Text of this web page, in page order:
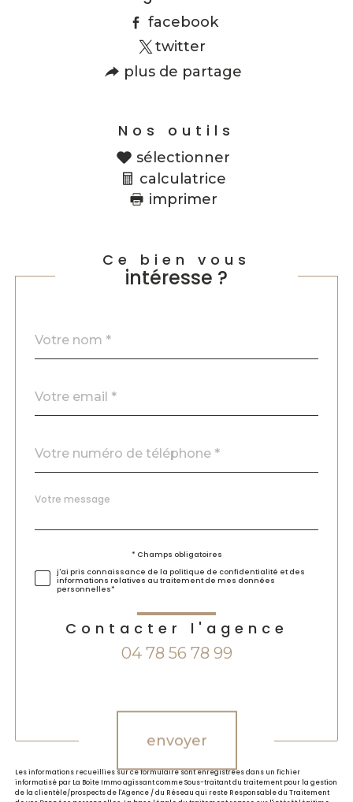
facebook
twitter
plus de partage
Nos outils
sélectionner
calculatrice
imprimer
Ce bien vous
intéresse ?
par
défaut
*
*
*
Fieldset
Message
*
* Champs obligatoires
j'ai pris connaissance de la politique de confidentialité et des
informations relatives au traitement de mes données
personnelles*
Contacter l'agence
04 78 56 78 99
envoyer
Les informations recueillies sur ce formulaire sont enregistrées dans un fichier
informatisé par La Boite Immo agissant comme Sous-traitant du traitement pour la gestion
de la clientèle/prospects de l'Agence / du Réseau qui reste Responsable du Traitement